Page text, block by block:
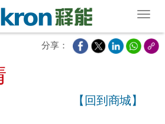
分享：
【回到商城】